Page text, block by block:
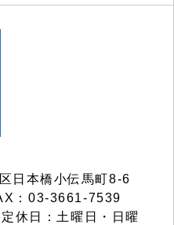
日本橋小伝馬町8-6
：03-3661-7539
休日：土曜日・日曜